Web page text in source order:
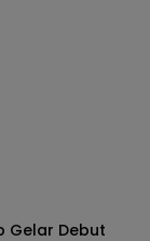
Gelar Debut